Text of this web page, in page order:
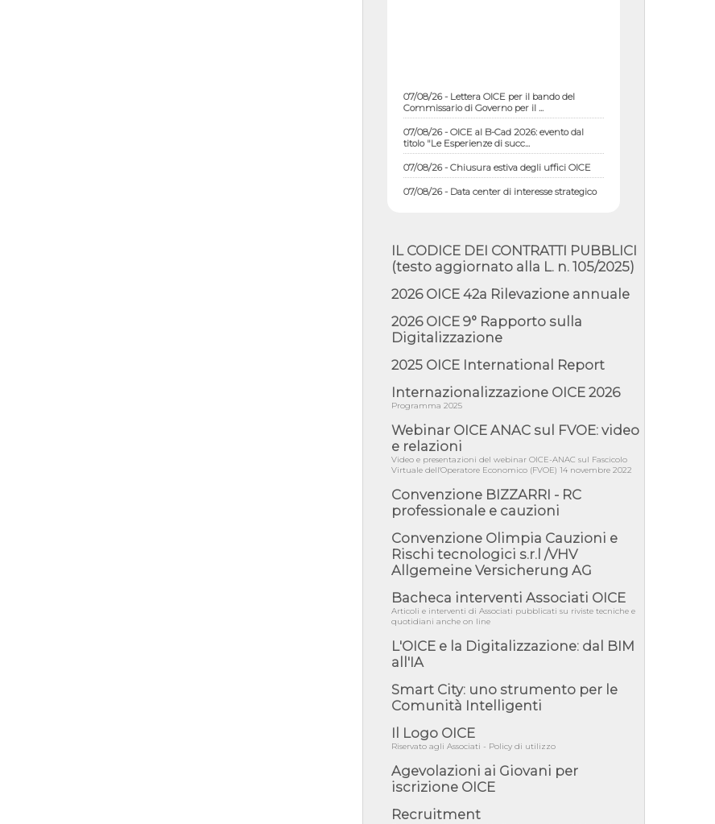
Commissario di Governo per il ...
07/08/26 - OICE al B-Cad 2026: evento dal
titolo "Le Esperienze di succ...
07/08/26 - Chiusura estiva degli uffici OICE
07/08/26 - Data center di interesse strategico
nazionale; interventi pe...
07/08/26 - Ponte sullo Stretto di Messina:
deliberata la sussistenza di...
07/08/26 - Tunnel Brennero, dal Cipess via
libera al quinto lotto costr...
06/08/26 - Istat, produzione industriale in calo
dell'1% a giugno, su a...
06/08/26 - Dal 3 agosto in vigore l'obbligo di
energie rinnovabili con ...
06/08/26 - DL PA approvato in Cdm:
contributi per riqualificazione sism...
06/08/26 - CdM: approvato il d.lgs. di
adeguamento all’AI Act in mate...
06/08/26 - DDL delegazione europea in Cdm
per recepimento norme UE in m...
05/08/26 - DL Infrastrutture e PNRR è legge:
approvata oggi la fiducia...
05/08/26 - Focus OICE sul DDL di riforma
della responsabilità amminist...
05/08/26 - Anac: pubblicata la Relazione
illustrativa al Bando tipo 2 s...
05/08/26 - SAVE THE DATE: Assemblea
Pubblica Confindustria Professioni ...
05/08/26 - Successo OICE per il bando della
Città metropolitana di Reg...
Giunta Regionale della Campa...
04/08/26 - DL PA: previste cancellazioni da
04/08/26 - International Sustainable
04/08/26 - CdS, project financing: progetto di
fattibilità da impugnar...
04/08/26 - Rapporto Anac corruzione 2020-
IL CODICE DEI CONTRATTI PUBBLICI
(testo aggiornato alla L. n. 105/2025)
2026 OICE 42a Rilevazione annuale
2026 OICE 9° Rapporto sulla
Digitalizzazione
2025 OICE International Report
Internazionalizzazione OICE 2026
Programma 2025
Webinar OICE ANAC sul FVOE: video
e relazioni
Video e presentazioni del webinar OICE-ANAC sul Fascicolo
Virtuale dell'Operatore Economico (FVOE) 14 novembre 2022
Convenzione BIZZARRI - RC
professionale e cauzioni
Convenzione Olimpia Cauzioni e
Rischi tecnologici s.r.l /VHV
Allgemeine Versicherung AG
Bacheca interventi Associati OICE
Articoli e interventi di Associati pubblicati su riviste tecniche e
quotidiani anche on line
L'OICE e la Digitalizzazione: dal BIM
all'IA
Smart City: uno strumento per le
Comunità Intelligenti
Il Logo OICE
Riservato agli Associati - Policy di utilizzo
Agevolazioni ai Giovani per
iscrizione OICE
Recruitment